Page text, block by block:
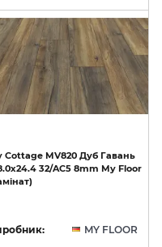
Cottage MV820 Дуб Гавань
32/AC5 8mm My Floor
MY FLOOR